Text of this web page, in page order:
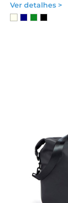
Ver detalhes >